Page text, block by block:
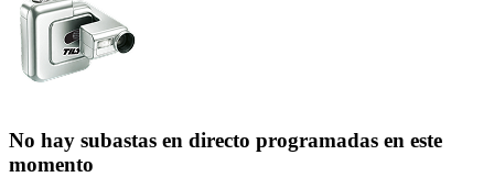
No hay subastas en directo programadas en este
momento